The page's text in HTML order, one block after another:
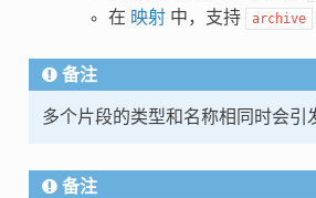
在 映射中，支持 archive
备注
多个片段的类型和名称相同时会引
备注